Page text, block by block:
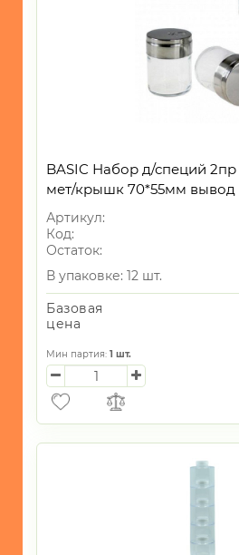
BASIC Набор д/специй 2пр
мет/крышк 70*55мм вывод
Артикул:
Код:
Остаток:
В упаковке: 12 шт.
Базовая
цена
Мин партия: 1 шт.